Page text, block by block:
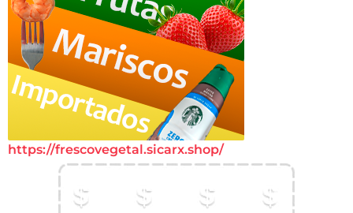
https://frescovegetal.sicarx.shop/